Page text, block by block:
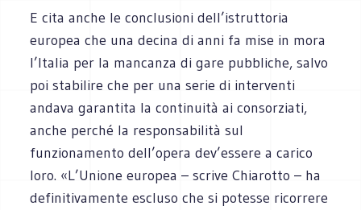
E cita anche le conclusioni dell’istruttoria
europea che una decina di anni fa mise in mora
l’Italia per la mancanza di gare pubbliche, salvo
poi stabilire che per una serie di interventi
andava garantita la continuità ai consorziati,
anche perché la responsabilità sul
funzionamento dell’opera dev’essere a carico
loro. «L’Unione europea – scrive Chiarotto – ha
definitivamente escluso che si potesse ricorrere